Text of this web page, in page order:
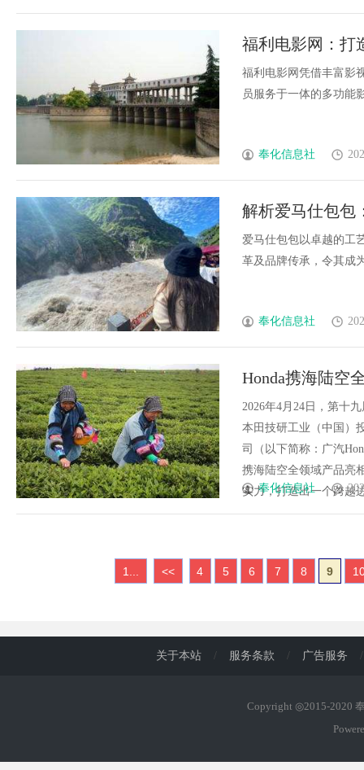
福利电影网：打
福利电影网凭借丰富影
员服务于一体的多功能
奉化信息社
解析爱马仕包包
爱马仕包包以卓越的工
革及品牌传承，令其成
奉化信息社
Honda携海陆空
2026年4月24日，第十
本田技研工业（中国）
司（以下简称：广汽
携海陆空全领域产品亮
实力，打造出一个跨越
奉化信息社
1... << 4 5 6 7 8 9
关于本站 / 服务条款 / 广告服务 /
Copyright ◎2015-2020